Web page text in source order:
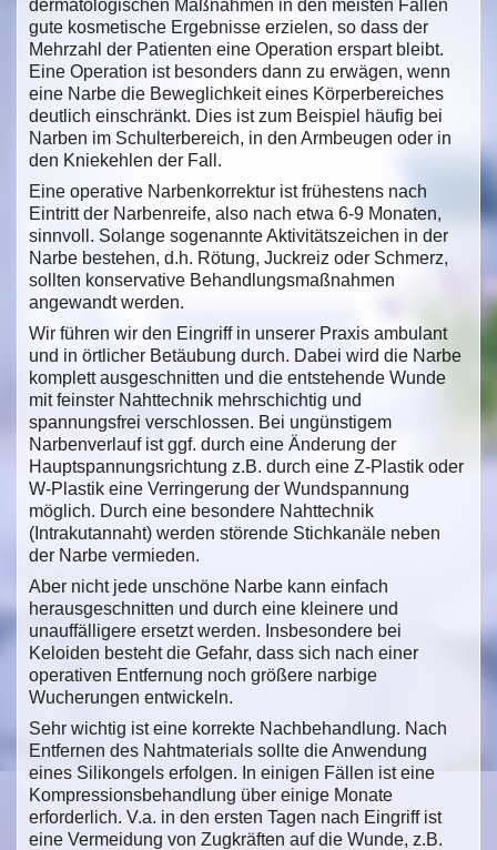
dermatologischen Maßnahmen in den meisten Fällen
gute kosmetische Ergebnisse erzielen, so dass der
Mehrzahl der Patienten eine Operation erspart bleibt.
Eine Operation ist besonders dann zu erwägen, wenn
eine Narbe die Beweglichkeit eines Körperbereiches
deutlich einschränkt. Dies ist zum Beispiel häufig bei
Narben im Schulterbereich, in den Armbeugen oder in
den Kniekehlen der Fall.
Eine operative Narbenkorrektur ist frühestens nach
Eintritt der Narbenreife, also nach etwa 6-9 Monaten,
sinnvoll. Solange sogenannte Aktivitätszeichen in der
Narbe bestehen, d.h. Rötung, Juckreiz oder Schmerz,
sollten konservative Behandlungsmaßnahmen
angewandt werden.
Wir führen wir den Eingriff in unserer Praxis ambulant
und in örtlicher Betäubung durch. Dabei wird die Narbe
komplett ausgeschnitten und die entstehende Wunde
mit feinster Nahttechnik mehrschichtig und
spannungsfrei verschlossen. Bei ungünstigem
Narbenverlauf ist ggf. durch eine Änderung der
Hauptspannungsrichtung z.B. durch eine Z-Plastik oder
W-Plastik eine Verringerung der Wundspannung
möglich. Durch eine besondere Nahttechnik
(Intrakutannaht) werden störende Stichkanäle neben
der Narbe vermieden.
Aber nicht jede unschöne Narbe kann einfach
herausgeschnitten und durch eine kleinere und
unauffälligere ersetzt werden. Insbesondere bei
Keloiden besteht die Gefahr, dass sich nach einer
operativen Entfernung noch größere narbige
Wucherungen entwickeln.
Sehr wichtig ist eine korrekte Nachbehandlung. Nach
Entfernen des Nahtmaterials sollte die Anwendung
eines Silikongels erfolgen. In einigen Fällen ist eine
Kompressionsbehandlung über einige Monate
erforderlich. V.a. in den ersten Tagen nach Eingriff ist
eine Vermeidung von Zugkräften auf die Wunde, z.B.